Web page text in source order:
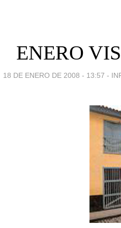
ENERO
18 DE ENERO DE 2008 - 13:57 -